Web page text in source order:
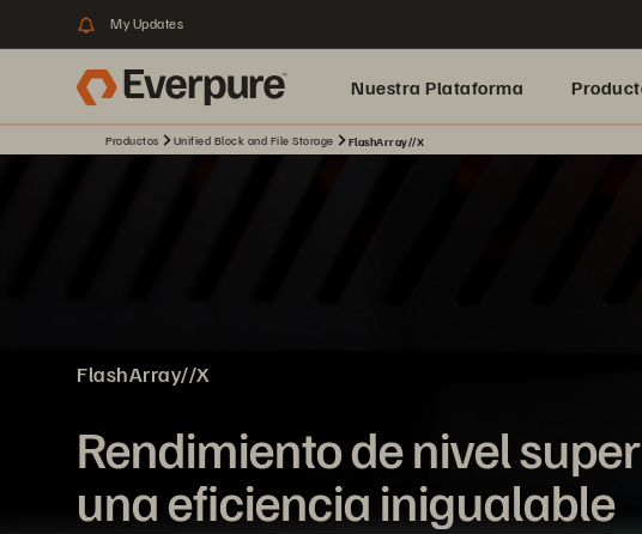
My Updates
Nuestra Plataforma
Productos Unified Block and File Storage FlashArray//X
FlashArray//X
Rendimiento de nivel
una eficiencia inigualable